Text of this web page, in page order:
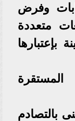
وفرض
متعددة
بالتصادم